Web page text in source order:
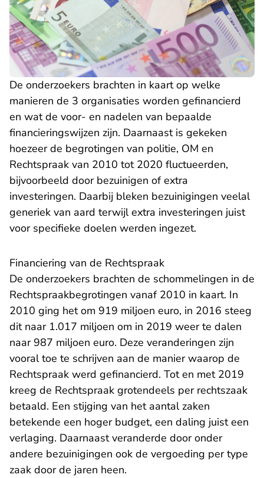
De onderzoekers brachten in kaart op welke
manieren de 3 organisaties worden gefinancierd
en wat de voor- en nadelen van bepaalde
financieringswijzen zijn. Daarnaast is gekeken
hoezeer de begrotingen van politie, OM en
Rechtspraak van 2010 tot 2020 fluctueerden,
bijvoorbeeld door bezuinigen of extra
investeringen. Daarbij bleken bezuinigingen veelal
generiek van aard terwijl extra investeringen juist
voor specifieke doelen werden ingezet.
Financiering van de Rechtspraak
De onderzoekers brachten de schommelingen in de
Rechtspraakbegrotingen vanaf 2010 in kaart. In
2010 ging het om 919 miljoen euro, in 2016 steeg
dit naar 1.017 miljoen om in 2019 weer te dalen
naar 987 miljoen euro. Deze veranderingen zijn
vooral toe te schrijven aan de manier waarop de
Rechtspraak werd gefinancierd. Tot en met 2019
kreeg de Rechtspraak grotendeels per rechtszaak
betaald. Een stijging van het aantal zaken
betekende een hoger budget, een daling juist een
verlaging. Daarnaast veranderde door onder
andere bezuinigingen ook de vergoeding per type
zaak door de jaren heen.